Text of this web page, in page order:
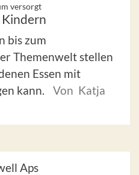
versorgt
bis zum
Themenwelt stellen
Essen mit
kann.
Von Katja
Aps